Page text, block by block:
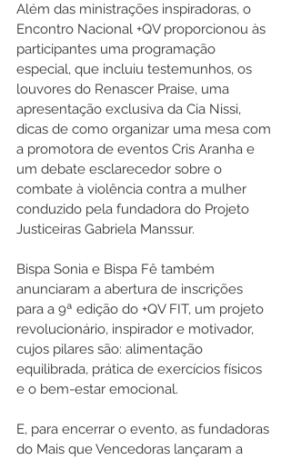
Além das ministrações inspiradoras, o
Encontro Nacional +QV proporcionou às
participantes uma programação
especial, que incluiu testemunhos, os
louvores do Renascer Praise, uma
apresentação exclusiva da Cia Nissi,
dicas de como organizar uma mesa com
a promotora de eventos Cris Aranha e
um debate esclarecedor sobre o
combate à violência contra a mulher
conduzido pela fundadora do Projeto
Justiceiras Gabriela Manssur.
Bispa Sonia e Bispa Fê também
anunciaram a abertura de inscrições
para a 9ª edição do +QV FIT, um projeto
revolucionário, inspirador e motivador,
cujos pilares são: alimentação
equilibrada, prática de exercícios físicos
e o bem-estar emocional.
E, para encerrar o evento, as fundadoras
do Mais que Vencedoras lançaram a